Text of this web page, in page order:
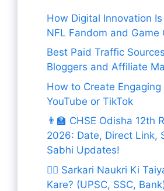
How Digital Innovation
NFL Fandom and Game
Best Paid Traffic
Bloggers and Affiliate
How to Create
YouTube or TikTok
👨‍🏫 CHSE Odisha 12th
2026: Date, Direct Link,
Sabhi Updates!
👨‍✈️ Sarkari Naukri Ki
Kare? (UPSC, SSC,